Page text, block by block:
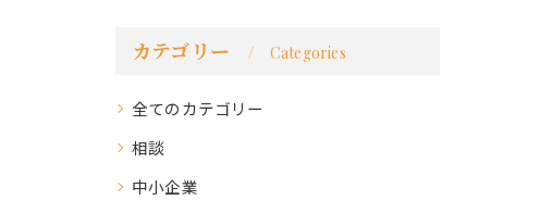
カテゴリー Categories
全てのカテゴリー
相談
中小企業